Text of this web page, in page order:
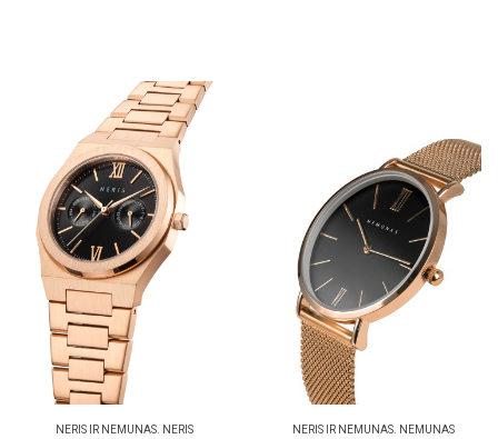
NERIS IR NEMUNAS. NERIS
NERIS IR NEMUNAS. NEMUNAS